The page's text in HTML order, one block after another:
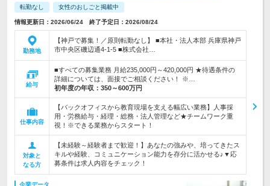
転勤なし 女性のおしごと掲載中
情報更新日：2026/06/24 終了予定日：2026/08/24
勤務地
【神戸で募集！／原則転勤なし】 ■本社・法人本部 兵庫県神戸
市中央区磯辺通4-1-5 ■株式会社…
給与
■すべての募集業務 月給235,000円～420,000円 ★待遇条件の
詳細については、面接でご相談ください！ ※…
初年度の年収： 350～600万円
仕事内容
【バックオフィスから教育現場を支える幅広い業務】人事採
用・労務給与・経理・総務・法人管理など★チームワーク重
視！※できる業務からスタート！
対象と
なる方
【未経験～経験者まで歓迎！】あなたの強みや、培ってきたス
キルや経験、コミュニケーション能力を存分に活かせる♪▼応
募条件は求人内容をチェック！
企業データ